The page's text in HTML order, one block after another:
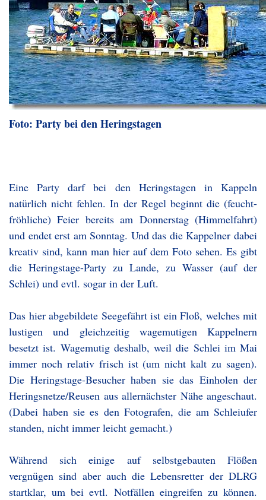
Foto: Party bei den Heringstagen
Eine Party darf bei den Heringstagen in Kappeln
natürlich nicht fehlen. In der Regel beginnt die (feucht-
fröhliche) Feier bereits am Donnerstag (Himmelfahrt)
und endet erst am Sonntag. Und das die Kappelner dabei
kreativ sind, kann man hier auf dem Foto sehen. Es gibt
die Heringstage-Party zu Lande, zu Wasser (auf der
Schlei) und evtl. sogar in der Luft.
Das hier abgebildete Seegefährt ist ein Floß, welches mit
lustigen und gleichzeitig wagemutigen Kappelnern
besetzt ist. Wagemutig deshalb, weil die Schlei im Mai
immer noch relativ frisch ist (um nicht kalt zu sagen).
Die Heringstage-Besucher haben sie das Einholen der
Heringsnetze/Reusen aus allernächster Nähe angeschaut.
(Dabei haben sie es den Fotografen, die am Schleiufer
standen, nicht immer leicht gemacht.)
Während sich einige auf selbstgebauten Flößen
vergnügen sind aber auch die Lebensretter der DLRG
startklar, um bei evtl. Notfällen eingreifen zu können.